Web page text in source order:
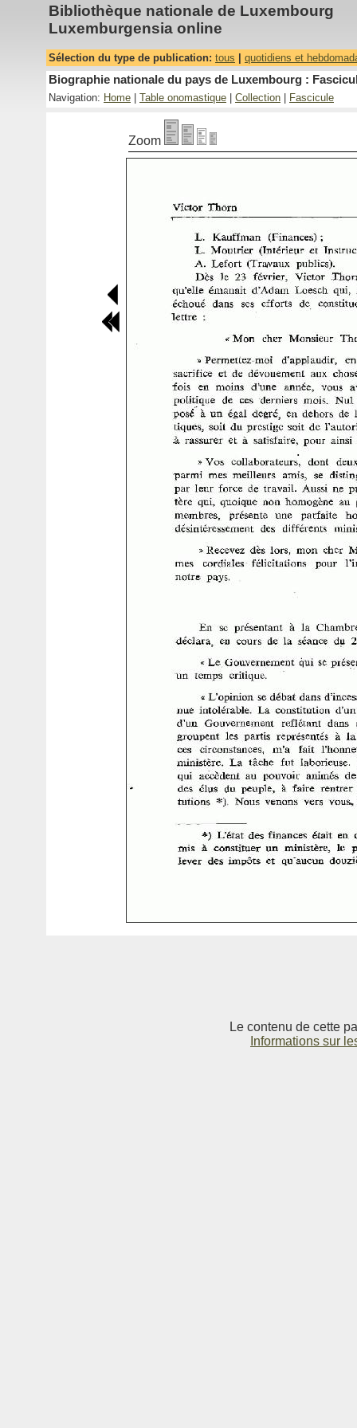
Bibliothèque nationale de Luxembourg
Luxemburgensia online
Sélection du type de publication: tous quotidiens et
Biographie nationale du pays de Luxembourg :
Navigation: Home Table onomastique Collection Fascicule
Zoom
Le contenu de cette
Informations sur